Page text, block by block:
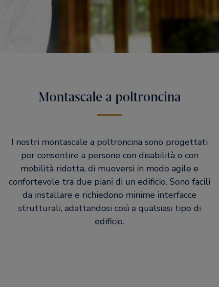
Montascale a poltroncina
I nostri montascale a poltroncina sono progettati
per consentire a persone con disabilità o con
mobilità ridotta, di muoversi in modo agile e
confortevole tra due piani di un edificio. Sono facili
da installare e richiedono minime interfacce
strutturali, adattandosi così a qualsiasi tipo di
edificio.